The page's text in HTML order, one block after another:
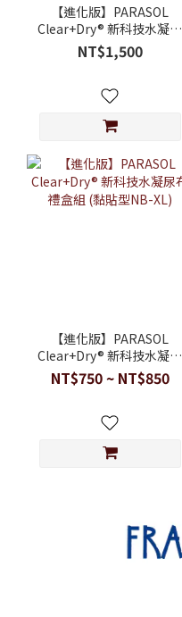
【進化版】PARASOL
Clear+Dry® 新科技水凝果
凍褲 囤貨箱購組 (褲型尿布
L-XXL)
NT$1,500
【進化版】PARASOL
Clear+Dry® 新科技水凝尿
布 禮盒組 (黏貼型NB-XL)
NT$750 ~ NT$850